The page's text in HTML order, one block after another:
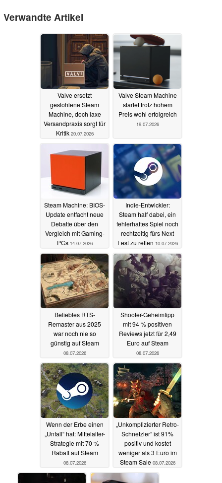
Verwandte Artikel
Valve ersetzt
gestohlene Steam
Machine, doch laxe
Versandpraxis sorgt für
Kritik 20.07.2026
Valve Steam Machine
startet trotz hohem
Preis wohl erfolgreich
19.07.2026
Steam Machine: BIOS-
Update entfacht neue
Debatte über den
Vergleich mit Gaming-
PCs 14.07.2026
Indie-Entwickler:
Steam half dabei, ein
fehlerhaftes Spiel noch
rechtzeitig fürs Next
Fest zu retten 10.07.2026
Beliebtes RTS-
Remaster aus 2025
war noch nie so
günstig auf Steam
08.07.2026
Shooter-Geheimtipp
mit 94 % positiven
Reviews jetzt für 2,49
Euro auf Steam
08.07.2026
Wenn der Erbe einen
„Unfall“ hat: Mittelalter-
Strategie mit 70 %
Rabatt auf Steam
08.07.2026
„Unkomplizierter Retro-
Schnetzler“ ist 91%
positiv und kostet
weniger als 3 Euro im
Steam Sale 08.07.2026